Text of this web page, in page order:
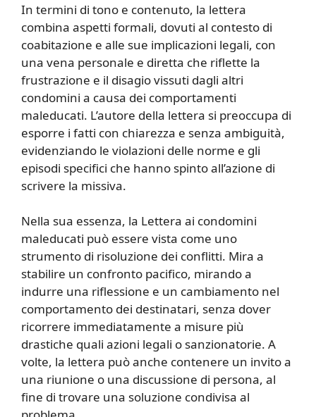
In termini di tono e contenuto, la lettera
combina aspetti formali, dovuti al contesto di
coabitazione e alle sue implicazioni legali, con
una vena personale e diretta che riflette la
frustrazione e il disagio vissuti dagli altri
condomini a causa dei comportamenti
maleducati. L’autore della lettera si preoccupa di
esporre i fatti con chiarezza e senza ambiguità,
evidenziando le violazioni delle norme e gli
episodi specifici che hanno spinto all’azione di
scrivere la missiva.
Nella sua essenza, la Lettera ai condomini
maleducati può essere vista come uno
strumento di risoluzione dei conflitti. Mira a
stabilire un confronto pacifico, mirando a
indurre una riflessione e un cambiamento nel
comportamento dei destinatari, senza dover
ricorrere immediatamente a misure più
drastiche quali azioni legali o sanzionatorie. A
volte, la lettera può anche contenere un invito a
una riunione o una discussione di persona, al
fine di trovare una soluzione condivisa al